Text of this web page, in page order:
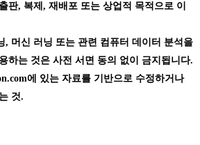
판, 복제, 재배포 또는 상업적 목적으로 이
, 머신 러닝 또는 관련 컴퓨터 데이터 분석을
하는 것은 사전 서면 동의 없이 금지됩니다.
에
있는 자료를 기반으로 수정하거나
것.